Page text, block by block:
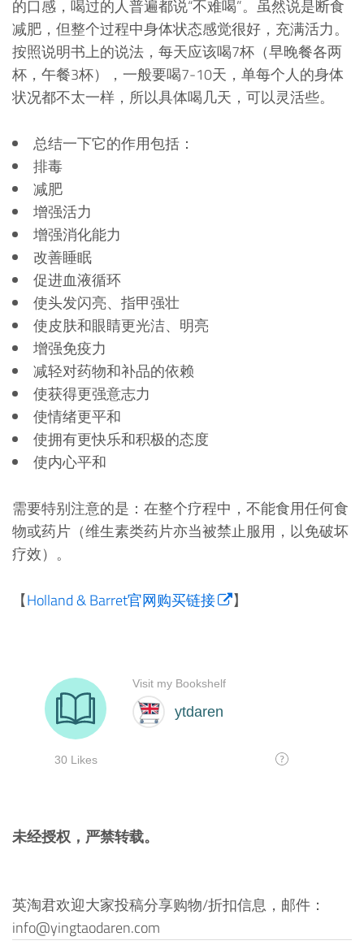
的口感，喝过的人普遍都说“不难喝”。虽然说是断食
减肥，但整个过程中身体状态感觉很好，充满活力。
按照说明书上的说法，每天应该喝7杯（早晚餐各两
杯，午餐3杯），一般要喝7-10天，单每个人的身体
状况都不太一样，所以具体喝几天，可以灵活些。
总结一下它的作用包括：
排毒
减肥
增强活力
增强消化能力
改善睡眠
促进血液循环
使头发闪亮、指甲强壮
使皮肤和眼睛更光洁、明亮
增强免疫力
减轻对药物和补品的依赖
使获得更强意志力
使情绪更平和
使拥有更快乐和积极的态度
使内心平和
需要特别注意的是：在整个疗程中，不能食用任何食
物或药片（维生素类药片亦当被禁止服用，以免破坏
疗效）。
【Holland & Barret官网购买链接 】
未经授权，严禁转载。
英淘君欢迎大家投稿分享购物/折扣信息，邮件：
info@yingtaodaren.com